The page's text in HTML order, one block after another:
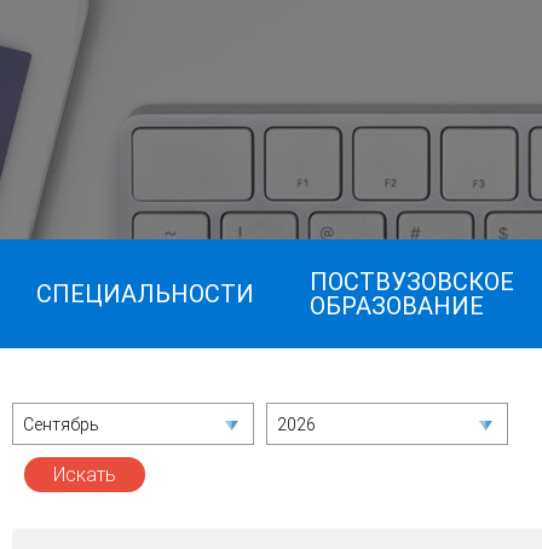
СПЕЦИАЛЬНОСТИ
ПОСТВУЗОВСКОЕ
ОБРАЗОВАНИЕ
Сентябрь 2026